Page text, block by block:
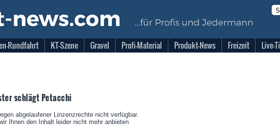
Rundfahrt KT-Szene Gravel Profi-Material Produkt-News Freizeit Live-
schlägt Petacchi
abgelaufener Linzenzrechte nicht verfügbar.
Ihnen den Inhalt leider nicht mehr anbieten